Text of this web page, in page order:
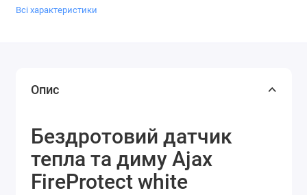
Всі характеристики
Опис
Бездротовий датчик
тепла та диму Ajax
FireProtect white